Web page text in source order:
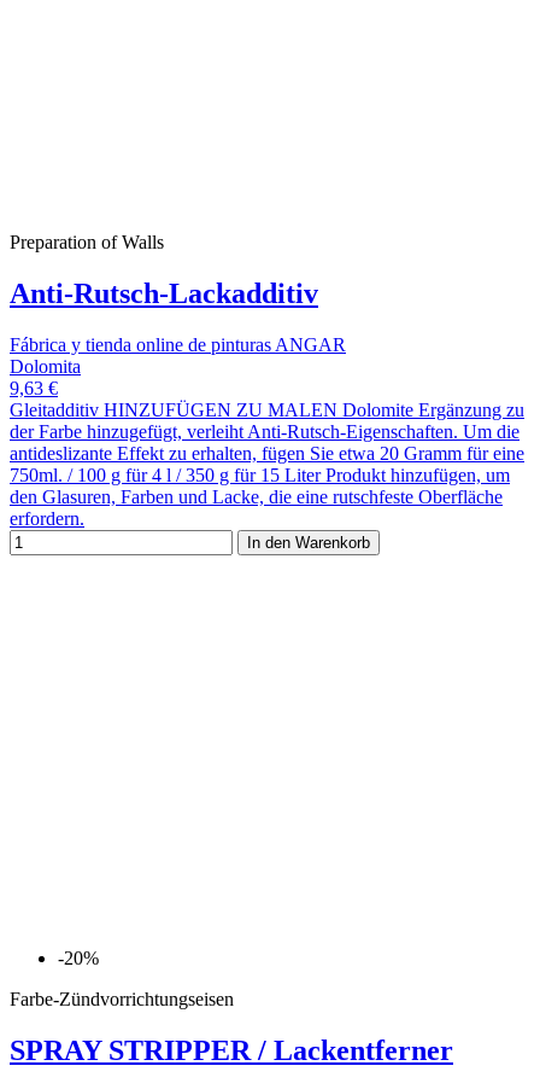
Preparation of Walls
Anti-Rutsch-Lackadditiv
Fábrica y tienda online de pinturas ANGAR
Dolomita
9,63 €
Gleitadditiv HINZUFÜGEN ZU MALEN Dolomite Ergänzung zu
der Farbe hinzugefügt, verleiht Anti-Rutsch-Eigenschaften. Um die
antideslizante Effekt zu erhalten, fügen Sie etwa 20 Gramm für eine
750ml. / 100 g für 4 l / 350 g für 15 Liter Produkt hinzufügen, um
den Glasuren, Farben und Lacke, die eine rutschfeste Oberfläche
erfordern.
In den Warenkorb
-20%
Farbe-Zündvorrichtungseisen
SPRAY STRIPPER / Lackentferner